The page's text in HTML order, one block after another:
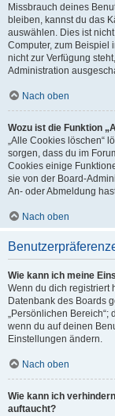
Missbrauch deines
bleiben, kannst du das
auswählen. Dies ist
Computer, zum Beispiel
nicht zur Verfügung
Administration
Nach oben
Wozu ist die Funktion
„Alle Cookies löschen“
sorgen, dass du im
Cookies einige
sie von der Board-
An- oder Abmeldung
Nach oben
Wie kann ich meine
Wenn du dich registriert
Datenbank des Boards
„Persönlichen
wenn du auf deinen
Einstellungen ändern.
Nach oben
Wie kann ich
auftaucht?